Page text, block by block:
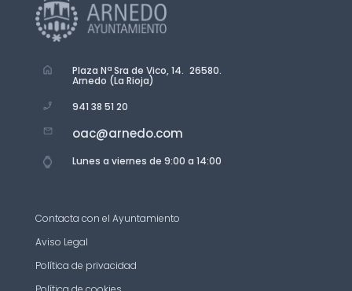
Plaza Nª Sra de Vico, 14. 26580.
Arnedo (La Rioja)
941 38 51 20
oac@arnedo.com
Lunes a viernes de 9:00 a 14:00
Contacta con el Ayuntamiento
Aviso Legal
Política de privacidad